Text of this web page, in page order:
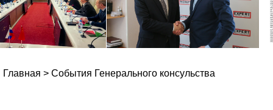
Главная > События Генерального консульства